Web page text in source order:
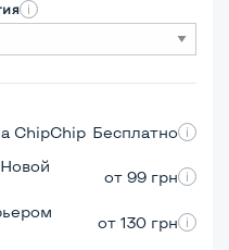
ChipChip Бесплатно
от 99 грн
от 130 грн